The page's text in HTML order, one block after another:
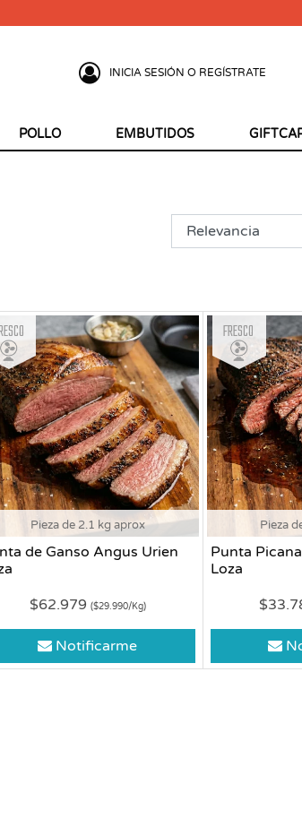
INICIA SESIÓN O REGÍSTRATE
POLLO EMBUTIDOS
Pieza de 2.1 kg aprox
de Ganso Angus Urien
$62.979 ($29.990/Kg)
Notificarme
Pieza
Punta
Loza
Fresco